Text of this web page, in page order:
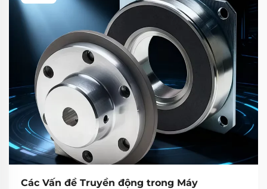
Các Vấn đề Truyền động trong Máy